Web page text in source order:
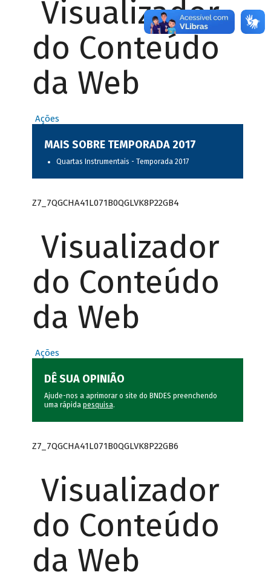
Visualizador
do Conteúdo
da Web
Ações
MAIS SOBRE TEMPORADA 2017
Quartas Instrumentais - Temporada 2017
Z7_7QGCHA41L071B0QGLVK8P22GB4
Visualizador
do Conteúdo
da Web
Ações
DÊ SUA OPINIÃO
Ajude-nos a aprimorar o site do BNDES preenchendo
uma rápida pesquisa.
Z7_7QGCHA41L071B0QGLVK8P22GB6
Visualizador
do Conteúdo
da Web